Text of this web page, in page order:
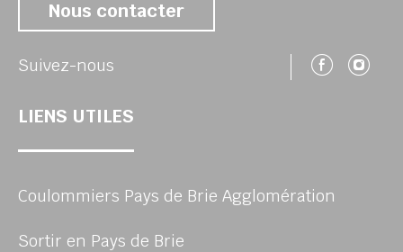
Nous contacter
Suivez-nous
LIENS UTILES
Coulommiers Pays de Brie Agglomération
Sortir en Pays de Brie